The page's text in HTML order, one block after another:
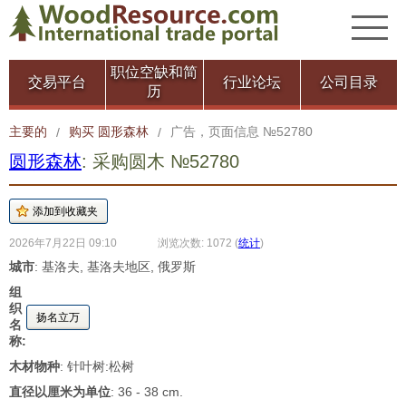
交易平台
职位空缺和简
历
行业论坛 公司目录
主要的 / 购买 圆形森林 / 广告，页面信息 №52780
圆形森林: 采购圆木 №52780
2026年7月22日 09:10 浏览次数: 1072 (统计)
城市: 基洛夫, 基洛夫地区, 俄罗斯
组
织
名
称:
扬名立万
木材物种: 针叶树:松树
直径以厘米为单位: 36 - 38 cm.